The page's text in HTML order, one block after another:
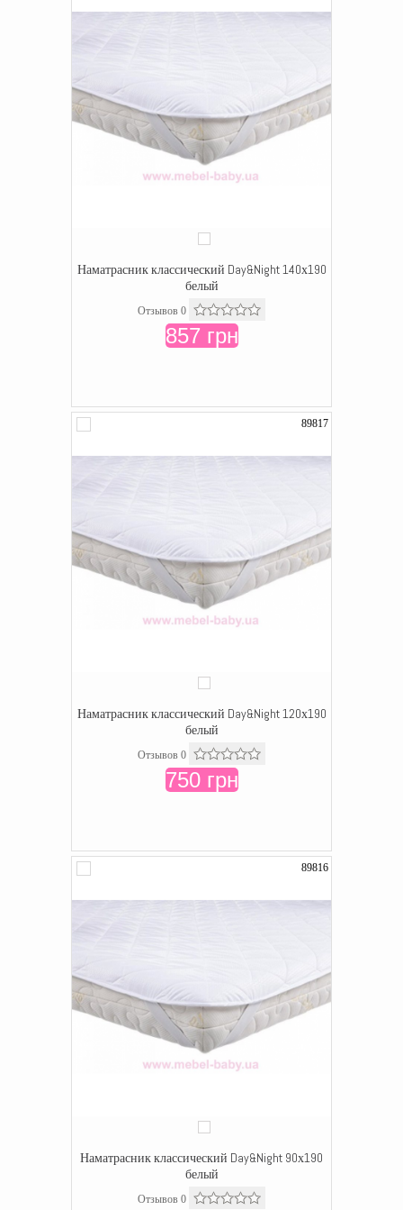
Наматрасник классический Day&Night 140х190
белый
Отзывов 0
857 грн
89817
Наматрасник классический Day&Night 120х190
белый
Отзывов 0
750 грн
89816
Наматрасник классический Day&Night 90х190
белый
Отзывов 0